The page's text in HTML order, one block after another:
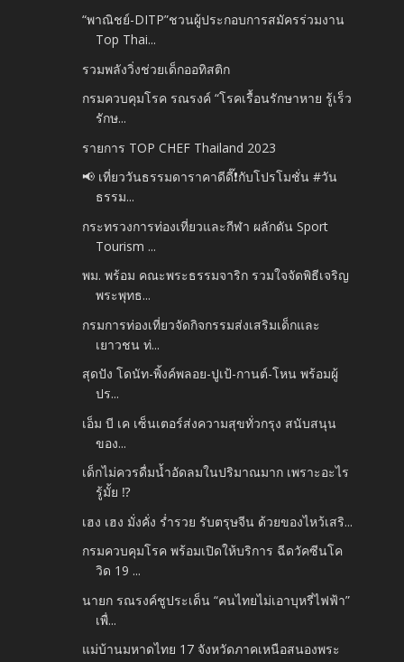
“พาณิชย์-DITP”ชวนผู้ประกอบการสมัครร่วมงาน
Top Thai...
รวมพลังวิ่งช่วยเด็กออทิสติก
กรมควบคุมโรค รณรงค์ “โรคเรื้อนรักษาหาย รู้เร็ว
รักษ...
รายการ TOP CHEF Thailand 2023
📢 เที่ยววันธรรมดาราคาดีดี๊❗️กับโปรโมชั่น #วัน
ธรรม...
กระทรวงการท่องเที่ยวและกีฬา ผลักดัน Sport
Tourism ...
พม. พร้อม คณะพระธรรมจาริก รวมใจจัดพิธีเจริญ
พระพุทธ...
กรมการท่องเที่ยวจัดกิจกรรมส่งเสริมเด็กและ
เยาวชน ท่...
สุดปัง โดนัท-พิ้งค์พลอย-ปูเป้-กานต์-โหน พร้อมผู้
ปร...
เอ็ม บี เค เซ็นเตอร์ส่งความสุขทั่วกรุง สนับสนุน
ของ...
เด็กไม่ควรดื่มน้ำอัดลมในปริมาณมาก เพราะอะไร
รู้มั้ย ⁉️
เฮง เฮง มั่งคั่ง ร่ำรวย รับตรุษจีน ด้วยของไหว้เสริ...
กรมควบคุมโรค พร้อมเปิดให้บริการ ฉีดวัคซีนโค
วิด 19 ...
นายก รณรงค์ชูประเด็น “คนไทยไม่เอาบุหรี่ไฟฟ้า”
เพื่...
แม่บ้านมหาดไทย 17 จังหวัดภาคเหนือสนองพระ